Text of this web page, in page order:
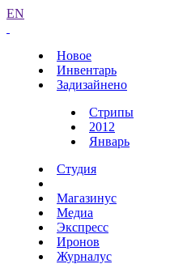
EN
Новое
Инвентарь
Задизайнено
Стрипы
2012
Январь
Студия
Магазинус
Медиа
Экспресс
Иронов
Журналус